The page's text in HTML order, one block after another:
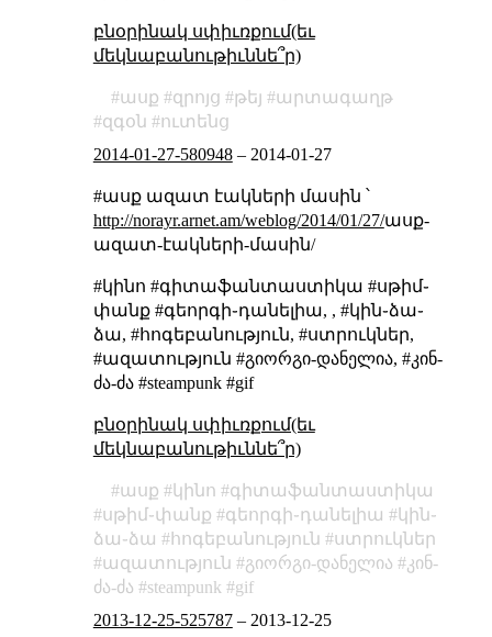
բնօրինակ սփիւռքում(եւ
մեկնաբանութիւննե՞ր)
ասք զրոյց թեյ
արտագաղթ
զգօն
ուտենց
2014-01-27-580948– 2014-01-27
#ասք ազատ էակների մասին ՝
http://norayr.arnet.am/weblog/2014/01/27/ասք-
ազատ-էակների-մասին/
#կինո #գիտաֆանտաստիկա #սթիմ֊
փանք #գեորգի֊դանելիա, , #կին֊ձա֊
ձա, #հոգեբանություն, #ստրուկներ,
#ազատություն #გიორგი-დანელია, #კინ-
ძა-ძა #steampunk #gif
բնօրինակ սփիւռքում(եւ
մեկնաբանութիւննե՞ր)
ասք կինո
գիտաֆանտաստիկա
սթիմ֊փանք
գեորգի֊դանելիա
կին֊
ձա֊ձա
հոգեբանություն
ստրուկներ
ազատություն
გიორგი-დანელია
კინ-
ძა-ძა
steampunk
gif
2013-12-25-525787– 2013-12-25